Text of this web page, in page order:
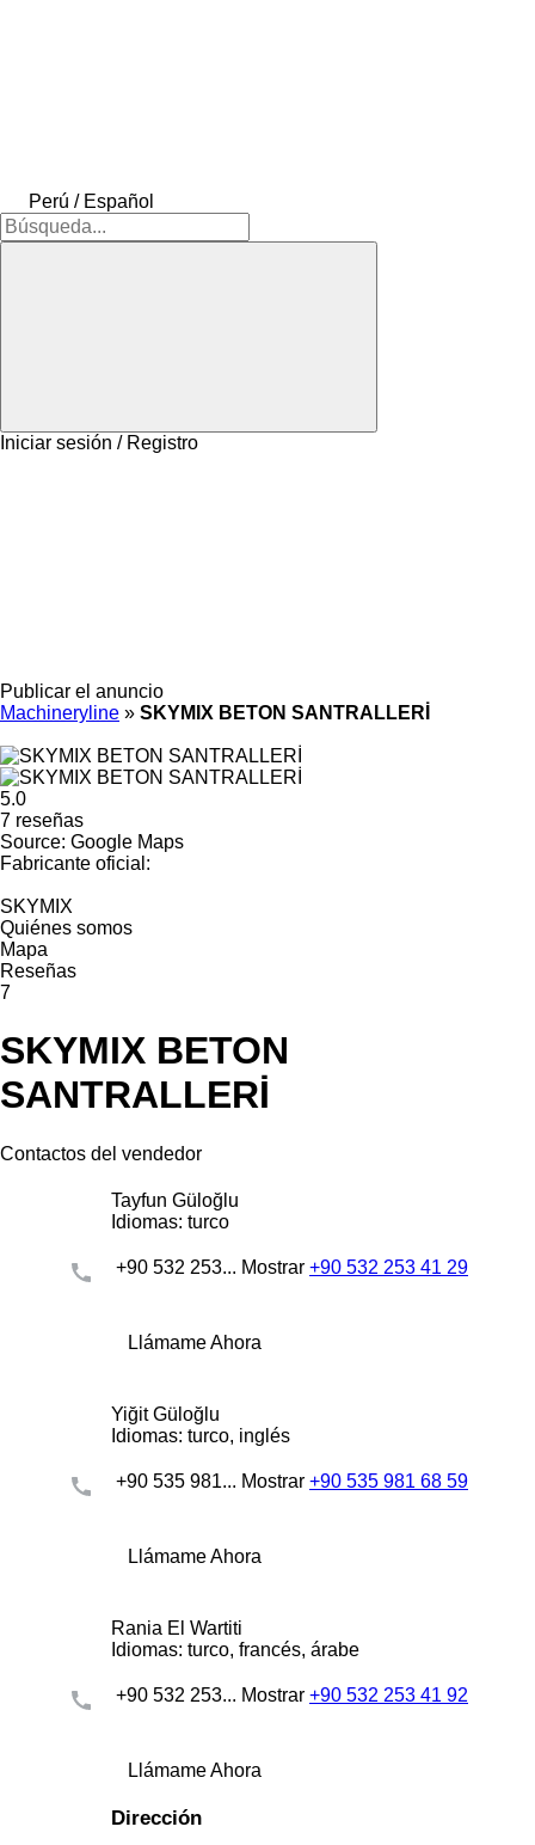
Perú / Español
Iniciar sesión / Registro
Publicar el anuncio
Machineryline » SKYMIX BETON SANTRALLERİ
5.0
7 reseñas
Source: Google Maps
Fabricante oficial:
SKYMIX
Quiénes somos
Mapa
Reseñas
7
SKYMIX BETON
SANTRALLERİ
Contactos del vendedor
Tayfun Güloğlu
Idiomas: turco
+90 532 253... Mostrar +90 532 253 41 29
Llámame Ahora
Yiğit Güloğlu
Idiomas: turco, inglés
+90 535 981... Mostrar +90 535 981 68 59
Llámame Ahora
Rania El Wartiti
Idiomas: turco, francés, árabe
+90 532 253... Mostrar +90 532 253 41 92
Llámame Ahora
Dirección